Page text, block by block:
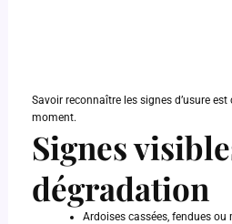
Savoir reconnaître les signes d’usure
moment.
Signes
dégradation
Ardoises cassées, fendues